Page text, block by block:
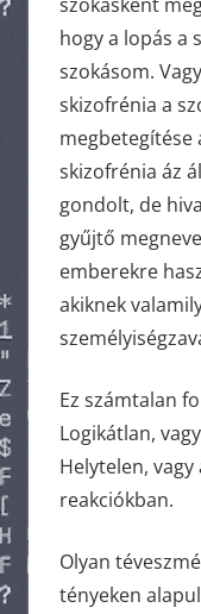
hogy a lopás a
szokásom.
skizofrénia a
megbetegítése
skizofrénia áz
gondolt, de
gyűjtő
emberekre
akiknek
Ez számtalan
Logikátlan,
Helytelen,
reakciókban.
Olyan
tényeken